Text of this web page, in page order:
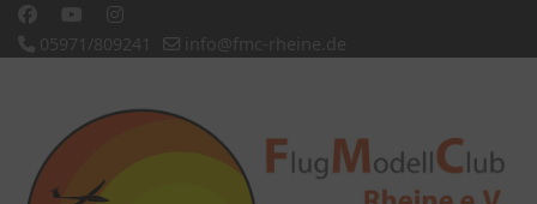
05971/809241 info@fmc-rheine.de